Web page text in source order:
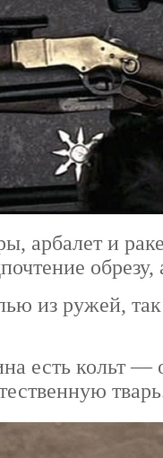
арбалет и
из ружей,
есть кольт —